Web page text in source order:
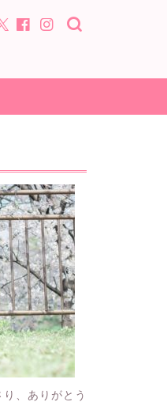
、ありがとう